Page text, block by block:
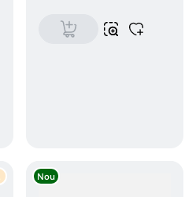
Nou